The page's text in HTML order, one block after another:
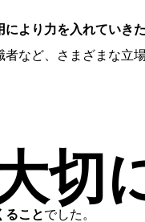
により力を入れていき
など、さまざまな立
切
ることでした。